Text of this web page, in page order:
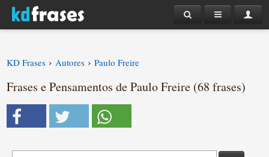
KD Frases › Autores › Paulo Freire
Frases e Pensamentos de Paulo Freire (68 frases)